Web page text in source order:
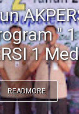
"
1
READMORE